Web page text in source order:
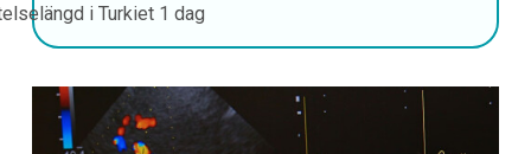
i Turkiet 1 dag